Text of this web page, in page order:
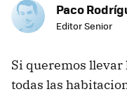
Paco
Editor Senior
Si queremos llevar
todas las